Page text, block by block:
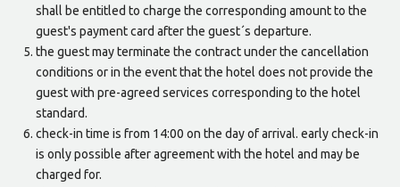
shall be entitled to charge the corresponding amount to the
guest's payment card after the guest´s departure.
the guest may terminate the contract under the cancellation
conditions or in the event that the hotel does not provide the
guest with pre-agreed services corresponding to the hotel
standard.
check-in time is from 14:00 on the day of arrival. early check-in
is only possible after agreement with the hotel and may be
charged for.